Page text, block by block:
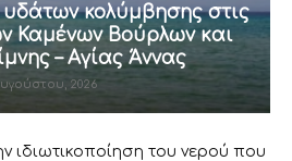
κολύμβησης στις
Καμένων Βούρλων και
– Αγίας Άννας
2026
ιδιωτικοποίηση του νερού που